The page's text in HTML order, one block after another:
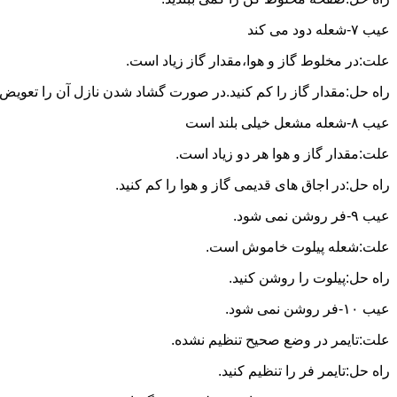
عیب ۷-شعله دود می کند
علت:در مخلوط گاز و هوا،مقدار گاز زیاد است.
راه حل:مقدار گاز را کم کنید.در صورت گشاد شدن نازل آن را تعویض
عیب ۸-شعله مشعل خیلی بلند است
علت:مقدار گاز و هوا هر دو زیاد است.
راه حل:در اجاق های قدیمی گاز و هوا را کم کنید.
عیب ۹-فر روشن نمی شود.
علت:شعله پیلوت خاموش است.
راه حل:پیلوت را روشن کنید.
عیب ۱۰-فر روشن نمی شود.
علت:تایمر در وضع صحیح تنظیم نشده.
راه حل:تایمر فر را تنظیم کنید.